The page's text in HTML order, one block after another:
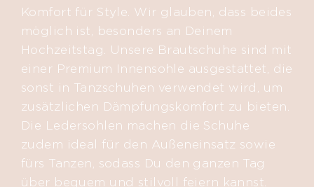
Komfort für Style. Wir glauben, dass beides
möglich ist, besonders an Deinem
Hochzeitstag. Unsere Brautschuhe sind mit
einer Premium Innensohle ausgestattet, die
sonst in Tanzschuhen verwendet wird, um
zusätzlichen Dämpfungskomfort zu bieten.
Die Ledersohlen machen die Schuhe
zudem ideal für den Außeneinsatz sowie
fürs Tanzen, sodass Du den ganzen Tag
über bequem und stilvoll feiern kannst.